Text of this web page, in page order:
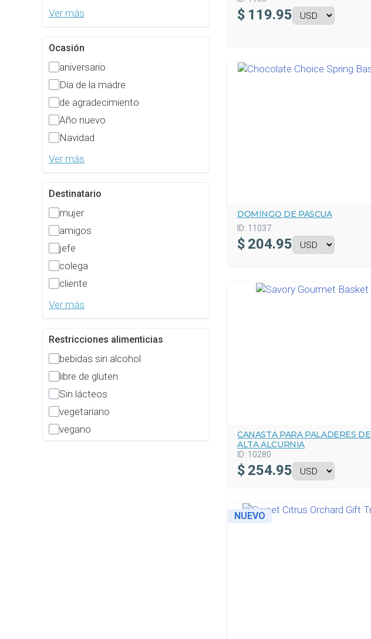
Ver más
Ocasión
aniversario
Día de la madre
de agradecimiento
Año nuevo
Navidad
Ver más
Destinatario
mujer
amigos
jefe
colega
cliente
Ver más
Restricciones alimenticias
bebidas sin alcohol
libre de gluten
Sin lácteos
vegetariano
vegano
$ 119.95
DOMINGO DE PASCUA
ID: 11037
$ 204.95
CANASTA PARA PALADERES DE
ALTA ALCURNIA
ID: 10280
$ 254.95
NUEVO